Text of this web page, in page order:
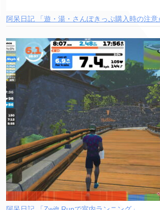
阿呆日記 「遊・湯・さんぽきっぷ購入時の注意